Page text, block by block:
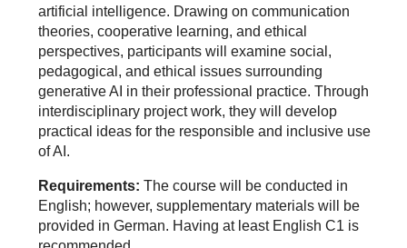
artificial intelligence. Drawing on communication
theories, cooperative learning, and ethical
perspectives, participants will examine social,
pedagogical, and ethical issues surrounding
generative AI in their professional practice. Through
interdisciplinary project work, they will develop
practical ideas for the responsible and inclusive use
of AI.
Requirements: The course will be conducted in
English; however, supplementary materials will be
provided in German. Having at least English C1 is